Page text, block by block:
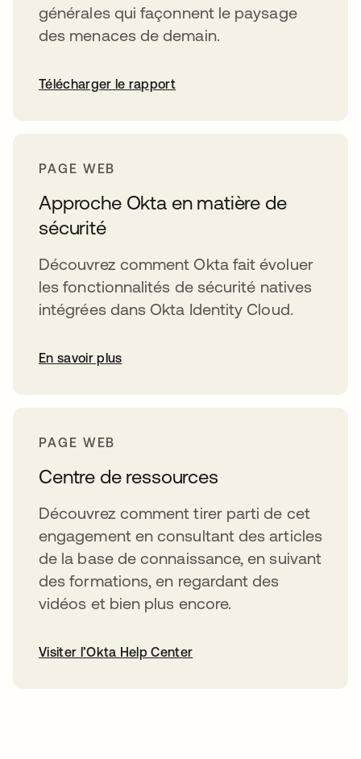
générales qui façonnent le paysage
des menaces de demain.
Télécharger le rapport
PAGE WEB
Approche Okta en matière de
sécurité
Découvrez comment Okta fait évoluer
les fonctionnalités de sécurité natives
intégrées dans Okta Identity Cloud.
En savoir plus
PAGE WEB
Centre de ressources
Découvrez comment tirer parti de cet
engagement en consultant des articles
de la base de connaissance, en suivant
des formations, en regardant des
vidéos et bien plus encore.
Visiter l’Okta Help Center